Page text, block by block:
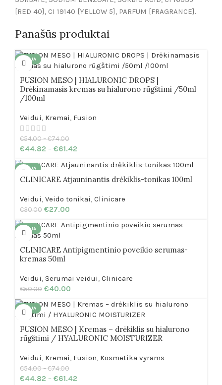
[RED 40], CI 19140 [YELLOW 5], PARFUM [FRAGRANCE].
Panašūs produktai
AKCIJA
FUSION MESO | HIALURONIC DROPS |
Drėkinamasis kremas su hialurono rūgštimi /50ml
/100ml
Veidui, Kremai, Fusion
€54.00 – €74.00
€44.82 – €61.42
AKCIJA
CLINICARE Atjauninantis drėkiklis-tonikas 100ml
Veidui, Veido tonikai, Clinicare
€30.00 €27.00
AKCIJA
CLINICARE Antipigmentinio poveikio serumas-
kremas 50ml
Veidui, Serumai veidui, Clinicare
€50.00 €40.00
AKCIJA
FUSION MESO | Kremas – drėkiklis su hialurono
rūgštimi / HYALURONIC MOISTURIZER
Veidui, Kremai, Fusion, Kosmetika vyrams
€54.00 – €74.00
€44.82 – €61.42